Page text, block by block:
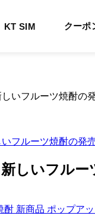
KT SIM クーポ
フルーツ焼酎の発
しいフル
酎 新商品 ポップア